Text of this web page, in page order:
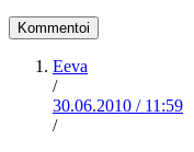
Eeva
/
30.06.2010 / 11:59
/